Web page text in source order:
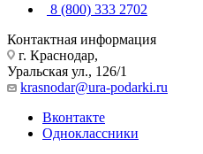
8 (800) 333 2702
Контактная информация
г. Краснодар,
Уральская ул., 126/1
krasnodar@ura-podarki.ru
Вконтакте
Одноклассники